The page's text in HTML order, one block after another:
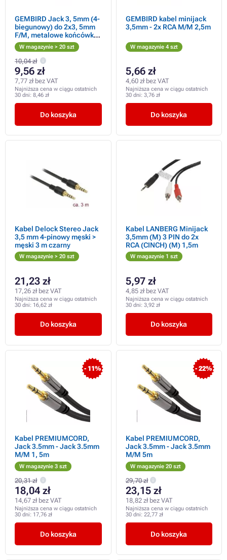
GEMBIRD Jack 3, 5mm (4-
biegunowy) do 2x3, 5mm
F/M, metalowe końcówki,
20cm, czarny
W magazynie > 20 szt
10,04 zł
9,56 zł
7,77 zł bez VAT
Najniższa cena w ciągu ostatnich
30 dni: 8,46 zł
Do koszyka
GEMBIRD kabel minijack
3,5mm - 2x RCA M/M 2,5m
W magazynie 4 szt
5,66 zł
4,60 zł bez VAT
Najniższa cena w ciągu ostatnich
30 dni: 3,76 zł
Do koszyka
Kabel Delock Stereo Jack
3,5 mm 4-pinowy męski >
męski 3 m czarny
W magazynie > 20 szt
21,23 zł
17,26 zł bez VAT
Najniższa cena w ciągu ostatnich
30 dni: 16,62 zł
Do koszyka
Kabel LANBERG Minijack
3,5mm (M) 3 PIN do 2x
RCA (CINCH) (M) 1,5m
W magazynie 1 szt
5,97 zł
4,85 zł bez VAT
Najniższa cena w ciągu ostatnich
30 dni: 3,92 zł
Do koszyka
- 11%
Kabel PREMIUMCORD,
Jack 3.5mm - Jack 3.5mm
M/M 1, 5m
W magazynie 3 szt
20,31 zł
18,04 zł
14,67 zł bez VAT
Najniższa cena w ciągu ostatnich
30 dni: 17,76 zł
Do koszyka
- 22%
Kabel PREMIUMCORD,
Jack 3.5mm - Jack 3.5mm
M/M 5m
W magazynie 20 szt
29,70 zł
23,15 zł
18,82 zł bez VAT
Najniższa cena w ciągu ostatnich
30 dni: 22,77 zł
Do koszyka